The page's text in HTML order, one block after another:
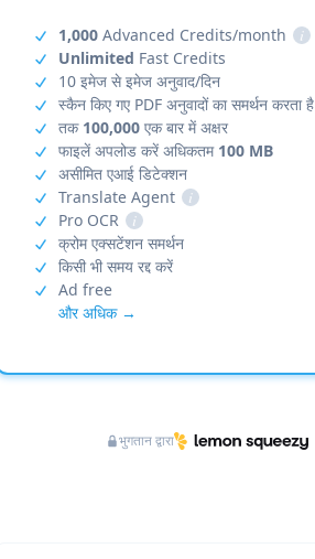
1,000 Advanced Credits/month
i
Unlimited Fast Credits
10 इमेज से इमेज अनुवाद/दिन
स्कैन किए गए PDF अनुवादों का समर्थन करता है
तक 100,000 एक बार में अक्षर
फाइलें अपलोड करें अधिकतम 100 MB
असीमित एआई डिटेक्शन
Translate Agent
i
Pro OCR
i
क्रोम एक्सटेंशन समर्थन
किसी भी समय रद्द करें
Ad free
और अधिक →
भुगतान द्वारा